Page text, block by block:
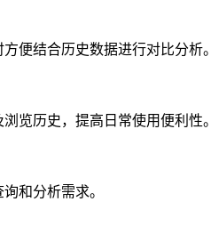
便结合历史数据进行对比分析。
览历史，提高日常使用便利性。
和分析需求。